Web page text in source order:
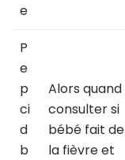
e
P
e
p
ci
d
b
Alors quand
consulter si
bébé fait de
la fièvre et